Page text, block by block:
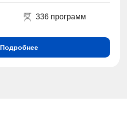
336 программ
Подробнее